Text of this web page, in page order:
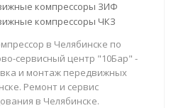
компрессоры ЗИФ
компрессоры ЧКЗ
в Челябинске по
сервисный центр "10Бар" -
и монтаж передвижных
Ремонт и сервис
в Челябинске.